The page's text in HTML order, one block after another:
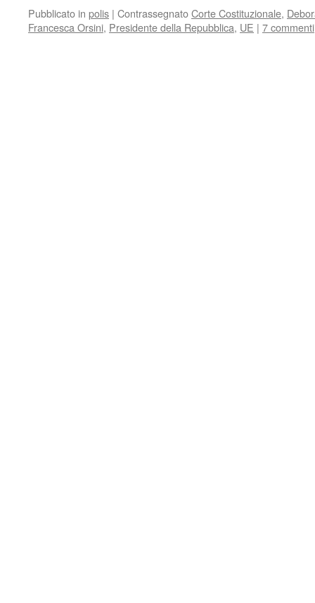
Pubblicato in polis | ContrassegnatoCorte Costituzionale,
Francesca Orsini, Presidente della Repubblica, UE | 7 commenti